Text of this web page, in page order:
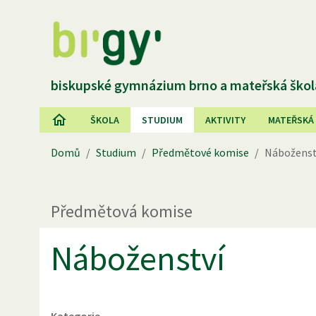
biskupské gymnázium brno a mateřská
ŠKOLA STUDIUM AKTIVITY
Domů / Studium / Předmětové komise /
Předmětová komise
Náboženství